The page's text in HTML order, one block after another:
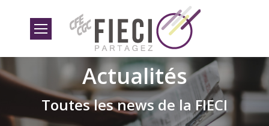
Actualités
Toutes les news de la FIECI
Vous êtes ici